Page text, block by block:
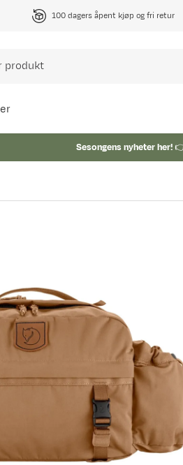
100 dagers åpent kjøp og fri retur
Sesongens nyheter her!